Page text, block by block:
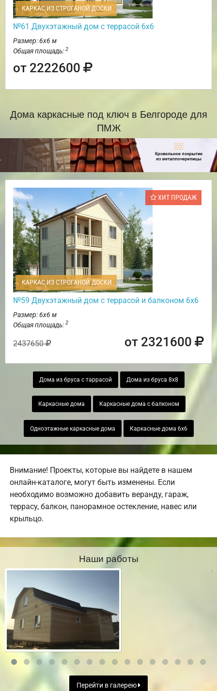
КАРКАС ИЗ СТРОГАНОЙ ДОСКИ
№61 Двухэтажный дом с террасой 6х6
Размер: 6х6 м
Общая площадь: 2
от 2222600
Дома каркасные под ключ в Белгороде для
ПМЖ
ХИТ ПРОДАЖ
КАРКАС ИЗ СТРОГАНОЙ ДОСКИ
№59 Двухэтажный дом с террасой и балконом 6х6
Размер: 6х6 м
Общая площадь: 2
2437650 от 2321600
Дома из бруса с таррасой Дома из бруса 8х8
Каркасные дома Каркасные дома с балконом
Одноэтажные каркасные дома Каркасные дома 6х6
Внимание! Проекты, которые вы найдете в нашем
онлайн-каталоге, могут быть изменены. Если
необходимо возможно добавить веранду, гараж,
террасу, балкон, панорамное остекление, навес или
крыльцо.
Наши работы
Перейти в галерею